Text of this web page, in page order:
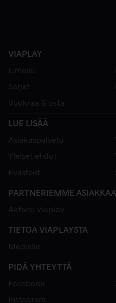
VIAPLAY
Urheilu
Sarjat
Vuokraa & osta
LUE LISÄÄ
Asiakaspalvelu
Yleiset ehdot
Evästeet
PARTNERIEMME
Aktivoi Viaplay
TIETOA VIAPLAYSTA
Medialle
PIDÄ YHTEYTTÄ
Facebook
Instagram